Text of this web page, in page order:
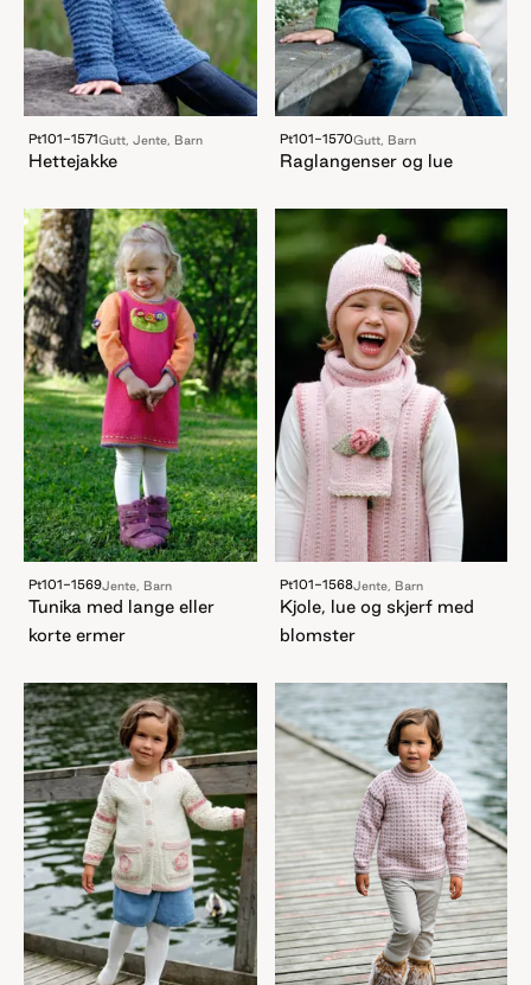
Pt101-1571Gutt, Jente, Barn
Hettejakke
Pt101-1570Gutt, Barn
Raglangenser og lue
Pt101-1569Jente, Barn
Tunika med lange eller
korte ermer
Pt101-1568Jente, Barn
Kjole, lue og skjerf med
blomster